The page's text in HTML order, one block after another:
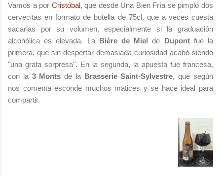
Vamos a por Cristóbal, que desde Una Bien Fría se pimpló dos
cervecitas en formato de botella de 75cl, que a veces cuesta
sacarlas por su volumen, especialmente si la graduación
alcohólica es elevada. La Bière de Miel de Dupontfue la
primera, que sin despertar demasiada curiosidad acabó siendo
"una grata sorpresa". En la segunda, la apuesta fue francesa,
con la 3 Monts de la Brasserie Saint-Sylvestre, que según
nos comenta esconde muchos matices y se hace ideal para
compartir.